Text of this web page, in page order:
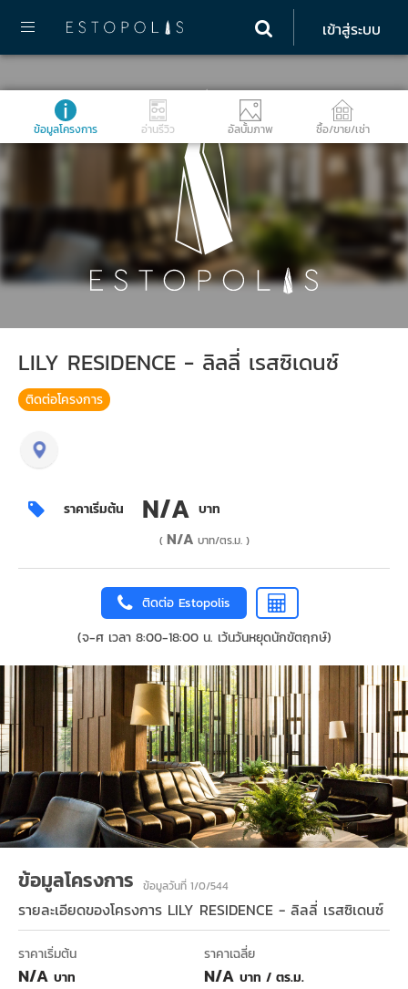
เข้าสู่ระบบ
ข้อมูลโครงการ อ่านรีวิว อัลบั้มภาพ ซื้อ/ขาย/เช่า
LILY RESIDENCE - ลิลลี่ เรสซิเดนซ์
ติดต่อโครงการ
ราคาเริ่มต้น N/A บาท
( N/A บาท/ตร.ม. )
ติดต่อ Estopolis
(จ-ศ เวลา 8:00-18:00 น. เว้นวันหยุดนักขัตฤกษ์)
ข้อมูลโครงการ ข้อมูลวันที่ 1/0/544
รายละเอียดของโครงการ LILY RESIDENCE - ลิลลี่ เรสซิเดนซ์
ราคาเริ่มต้น
N/A บาท
ราคาเฉลี่ย
N/A บาท / ตร.ม.